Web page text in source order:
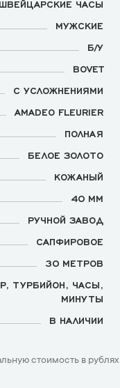
ШВЕЙЦАРСКИЕ ЧАСЫ
МУЖСКИЕ
Б/У
BOVET
С УСЛОЖНЕНИЯМИ
AMADEO FLEURIER
ПОЛНАЯ
БЕЛОЕ ЗОЛОТО
КОЖАНЫЙ
40 ММ
РУЧНОЙ ЗАВОД
САПФИРОВОЕ
30 МЕТРОВ
ТУРБИЙОН, ЧАСЫ,
МИНУТЫ
В НАЛИЧИИ
стоимость в рублях